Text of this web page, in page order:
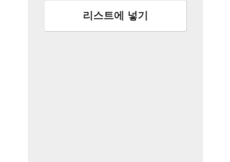
리스트에 넣기